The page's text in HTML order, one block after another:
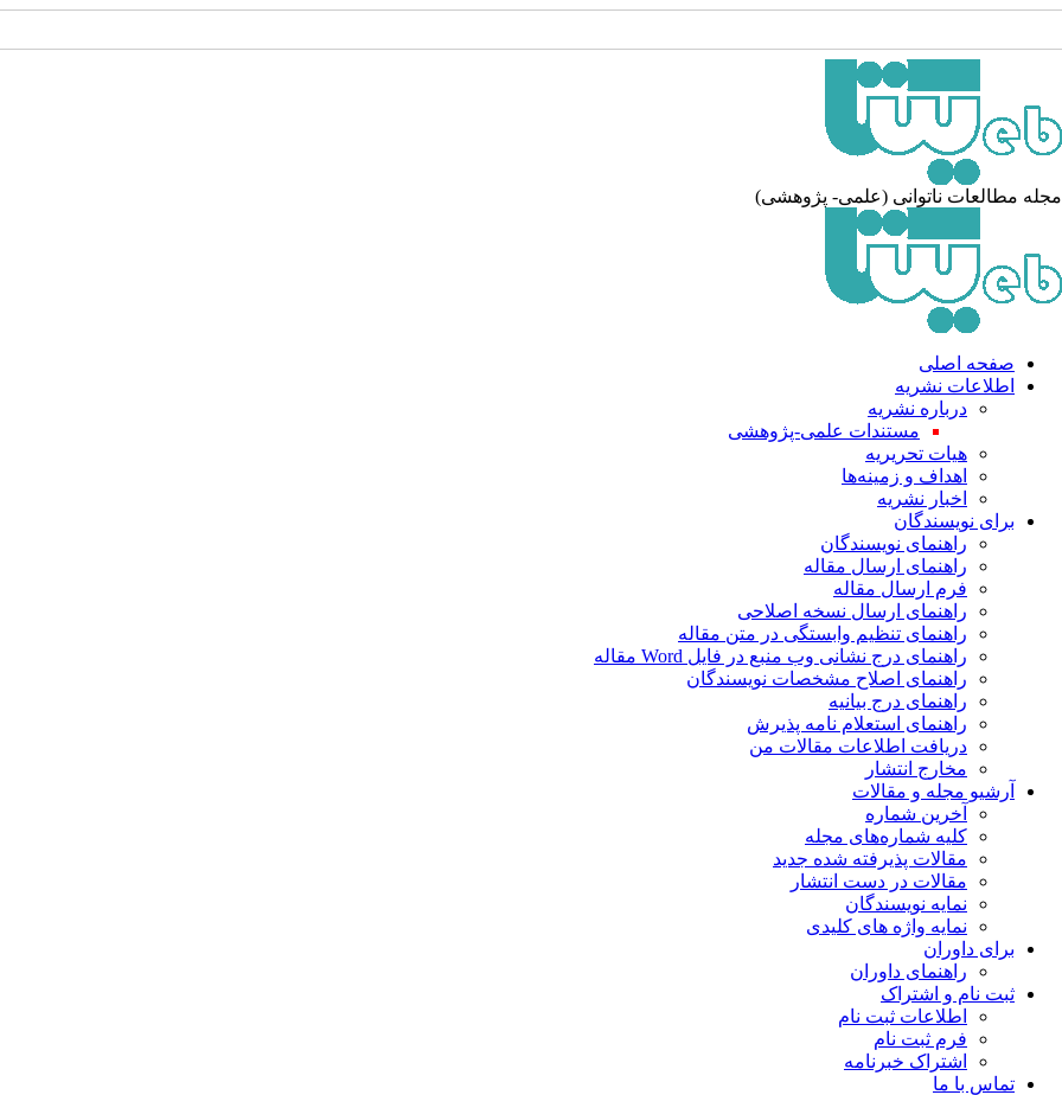
مجله مطالعات ناتوانی (علمی- پژوهشی)
صفحه اصلی
اطلاعات نشریه
درباره نشریه
مستندات علمی-پژوهشی
هیات تحریریه
اهداف و زمینه‌ها
اخبار نشریه
برای نویسندگان
راهنمای نویسندگان
راهنمای ارسال مقاله
فرم ارسال مقاله
راهنمای ارسال نسخه اصلاحی
راهنمای تنظیم وابستگی در متن مقاله
راهنمای درج نشانی وب منبع در فایل Word مقاله
راهنمای اصلاح مشخصات نویسندگان
راهنمای درج بیانیه
راهنمای استعلام نامه پذیرش
دریافت اطلاعات مقالات من
مخارج انتشار
آرشیو مجله و مقالات
آخرین شماره
کلیه شماره‌های مجله
مقالات پذیرفته شده جدید
مقالات در دست انتشار
نمایه نویسندگان
نمایه واژه های کلیدی
برای داوران
راهنمای داوران
ثبت نام و اشتراک
اطلاعات ثبت نام
فرم ثبت نام
اشتراک خبرنامه
تماس با ما